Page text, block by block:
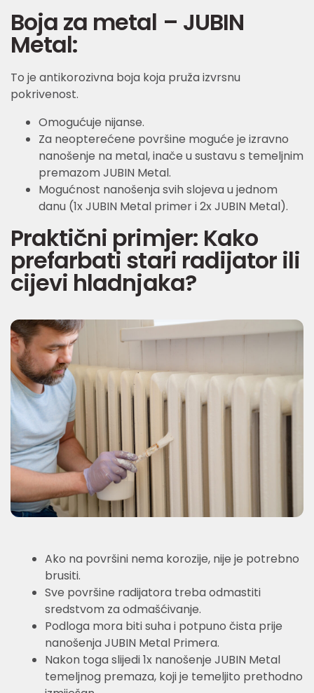
Boja za metal – JUBIN
Metal:
To je antikorozivna boja koja pruža izvrsnu
pokrivenost.
Omogućuje nijanse.
Za neopterećene površine moguće je izravno
nanošenje na metal, inače u sustavu s temeljnim
premazom JUBIN Metal.
Mogućnost nanošenja svih slojeva u jednom
danu (1x JUBIN Metal primer i 2x JUBIN Metal).
Praktični primjer: Kako
prefarbati stari radijator ili
cijevi hladnjaka?
Ako na površini nema korozije, nije je potrebno
brusiti.
Sve površine radijatora treba odmastiti
sredstvom za odmašćivanje.
Podloga mora biti suha i potpuno čista prije
nanošenja JUBIN Metal Primera.
Nakon toga slijedi 1x nanošenje JUBIN Metal
temeljnog premaza, koji je temeljito prethodno